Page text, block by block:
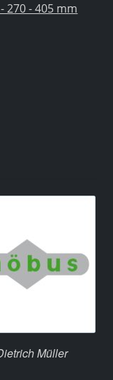
270 - 405 mm
Müller